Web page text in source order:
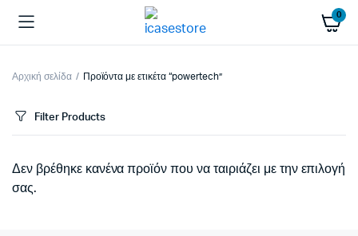
0
Αρχική σελίδα Προϊόντα με ετικέτα “powertech”
Filter Products
Δεν βρέθηκε κανένα προϊόν που να ταιριάζει με την επιλογή
σας.